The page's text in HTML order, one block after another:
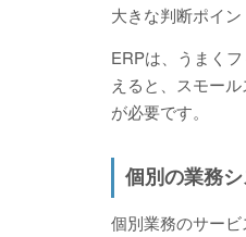
大きな判断ポイン
ERPは、うまく
えると、スモー
が必要です。
個別の業務
個別業務のサー